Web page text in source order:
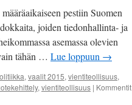
pestiin Suomen
joiden tiedonhallinta- ja
asemassa olevien
tähän … Lue loppuun →
, vaalit 2015, vientiteollisuus,
, vientiteollisuus | Kommentit